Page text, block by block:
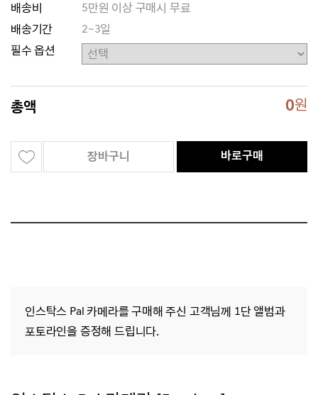
배송비
5만원 이상 구매시 무료
배송기간
2~3일
필수 옵션
총액 0원
장바구니 바로구매
인스탁스 Pal 카메라를 구매해 주신 고객님께 1단 앨범과
포토라인을 증정해 드립니다.